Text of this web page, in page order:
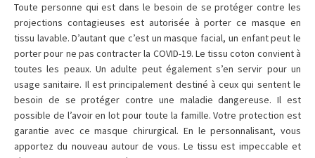
Toute personne qui est dans le besoin de se protéger contre les
projections contagieuses est autorisée à porter ce masque en
tissu lavable. D’autant que c’est un masque facial, un enfant peut le
porter pour ne pas contracter la COVID-19. Le tissu coton convient à
toutes les peaux. Un adulte peut également s’en servir pour un
usage sanitaire. Il est principalement destiné à ceux qui sentent le
besoin de se protéger contre une maladie dangereuse. Il est
possible de l’avoir en lot pour toute la famille. Votre protection est
garantie avec ce masque chirurgical. En le personnalisant, vous
apportez du nouveau autour de vous. Le tissu est impeccable et